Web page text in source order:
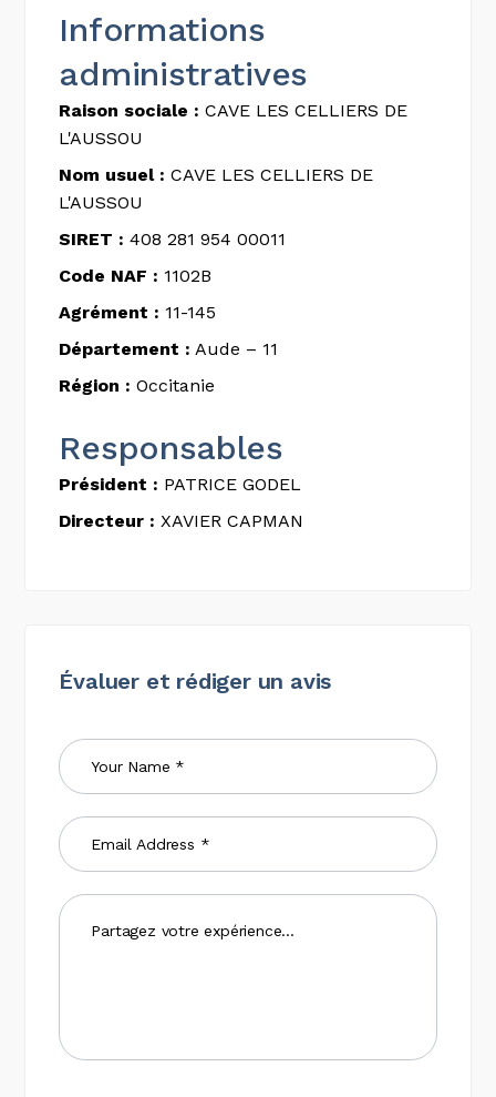
Informations
administratives
Raison sociale : CAVE LES CELLIERS DE
L'AUSSOU
Nom usuel : CAVE LES CELLIERS DE
L'AUSSOU
SIRET : 408 281 954 00011
Code NAF : 1102B
Agrément : 11-145
Département : Aude – 11
Région : Occitanie
Responsables
Président : PATRICE GODEL
Directeur : XAVIER CAPMAN
Évaluer et rédiger un avis